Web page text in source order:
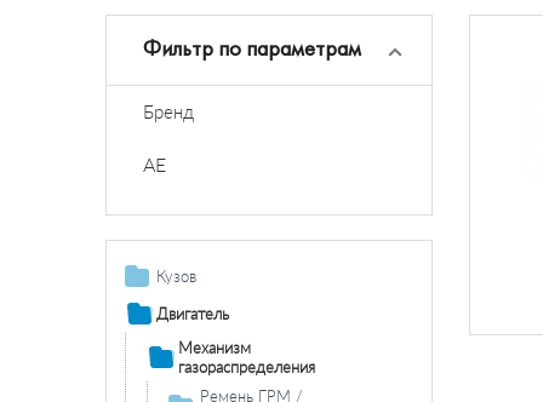
Фильтр по параметрам
Бренд
AE
Кузов
Дополнительная
комплектующие
Противотуманная
фара /
Система
Двигатель
Механизм
газораспределения
Ремень ГРМ /